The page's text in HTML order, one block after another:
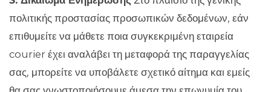
πολιτικής προστασίας προσωπικών δεδομένων, εάν
επιθυμείτε να μάθετε ποια συγκεκριμένη εταιρεία
courier έχει αναλάβει τη μεταφορά της παραγγελίας
σας, μπορείτε να υποβάλετε σχετικό αίτημα και εμείς